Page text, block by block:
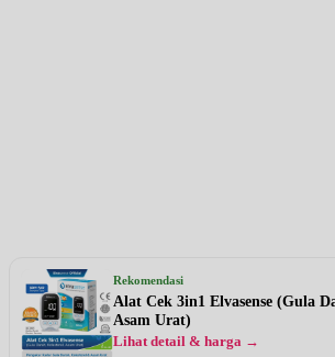
Rekomendasi
Alat Cek 3in1 Elvasense (Gula
Asam Urat)
Lihat detail & harga →